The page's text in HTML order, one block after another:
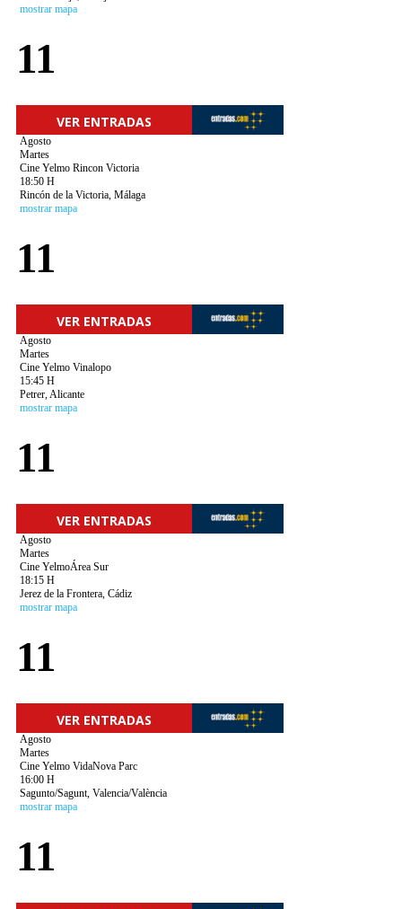
mostrar mapa
11
VER ENTRADAS
Agosto
Martes
Cine Yelmo Rincon Victoria
18:50 H
Rincón de la Victoria, Málaga
mostrar mapa
11
VER ENTRADAS
Agosto
Martes
Cine Yelmo Vinalopo
15:45 H
Petrer, Alicante
mostrar mapa
11
VER ENTRADAS
Agosto
Martes
Cine YelmoÁrea Sur
18:15 H
Jerez de la Frontera, Cádiz
mostrar mapa
11
VER ENTRADAS
Agosto
Martes
Cine Yelmo VidaNova Parc
16:00 H
Sagunto/Sagunt, Valencia/València
mostrar mapa
11